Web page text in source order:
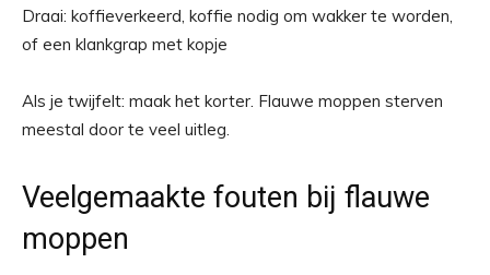
Draai: koffieverkeerd, koffie nodig om wakker te worden,
of een klankgrap met kopje
Als je twijfelt: maak het korter. Flauwe moppen sterven
meestal door te veel uitleg.
Veelgemaakte fouten bij flauwe
moppen